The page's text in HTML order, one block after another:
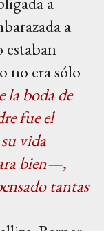
a
estaban
no era sólo
la boda de
fue el
vida
bien—,
tantas